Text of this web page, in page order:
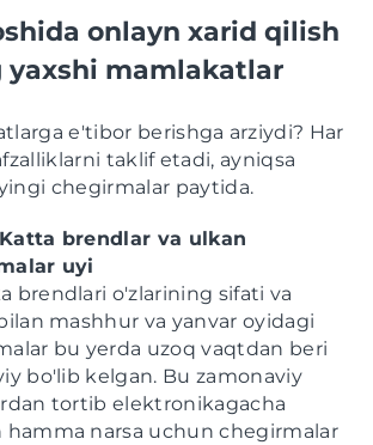
onlayn xarid qilish
yaxshi mamlakatlar
e'tibor berishga arziydi? Har
taklif etadi, ayniqsa
chegirmalar paytida.
brendlar va ulkan
uyi
brendlari o'zlarining sifati va
mashhur va yanvar oyidagi
bu yerda uzoq vaqtdan beri
bo'lib kelgan. Bu zamonaviy
tortib elektronikagacha
hamma narsa uchun chegirmalar